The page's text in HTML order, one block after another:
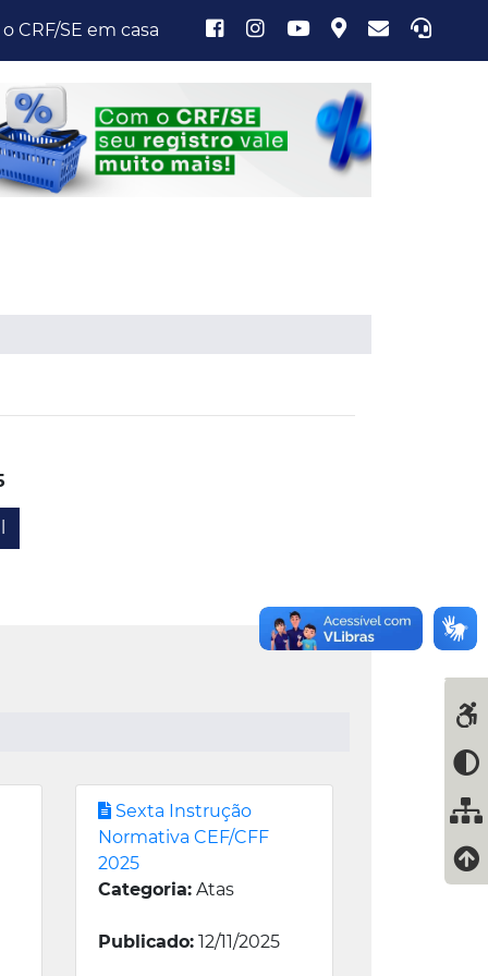
CRF/SE em casa
Sexta Instrução
Normativa CEF/CFF
2025
Categoria: Atas
Publicado: 12/11/2025